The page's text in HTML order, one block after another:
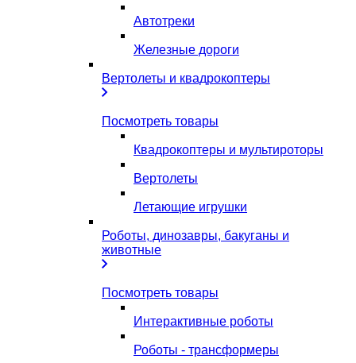
Автотреки
Железные дороги
Вертолеты и квадрокоптеры
Посмотреть товары
Квадрокоптеры и мультироторы
Вертолеты
Летающие игрушки
Роботы, динозавры, бакуганы и
животные
Посмотреть товары
Интерактивные роботы
Роботы - трансформеры